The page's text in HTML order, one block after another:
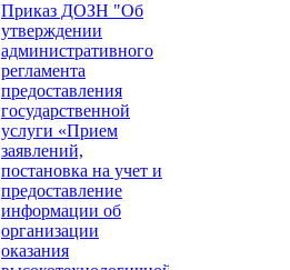
Приказ ДОЗН "Об
утверждении
административного
регламента
предоставления
государственной
услуги «Прием
заявлений,
постановка на учет и
предоставление
информации об
организации
оказания